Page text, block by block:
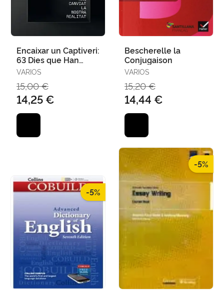
Encaixar un Captiveri:
63 Dies que Han
Canviat la Nostra
VARIOS
15,00 €
14,25 €
Bescherelle la
Conjugaison
VARIOS
15,20 €
14,44 €
-5%
-5%